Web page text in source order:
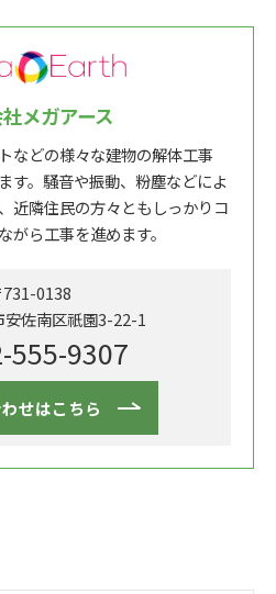
メガアース
などの様々な建物の解体工事
す。騒音や振動、粉塵などによ
近隣住民の方々ともしっかりコ
がら工事を進めます。
731-0138
安佐南区祇園3-22-1
555-9307
せはこちら